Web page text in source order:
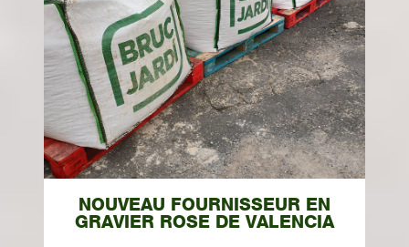
NOUVEAU FOURNISSEUR EN
GRAVIER ROSE DE VALENCIA